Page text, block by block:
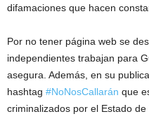
difamaciones que hacen
Por no tener página web se
independientes trabajan para
asegura. Además, en su
hashtag #NoNosCallarán que
criminalizados por el Estado de